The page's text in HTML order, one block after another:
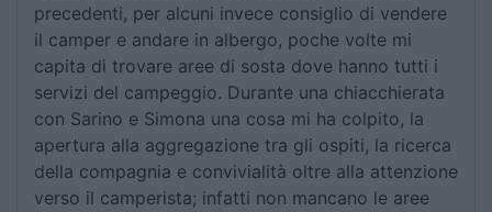
precedenti, per alcuni invece consiglio di vendere
il camper e andare in albergo, poche volte mi
capita di trovare aree di sosta dove hanno tutti i
servizi del campeggio. Durante una chiacchierata
con Sarino e Simona una cosa mi ha colpito, la
apertura alla aggregazione tra gli ospiti, la ricerca
della compagnia e convivialità oltre alla attenzione
verso il camperista; infatti non mancano le aree